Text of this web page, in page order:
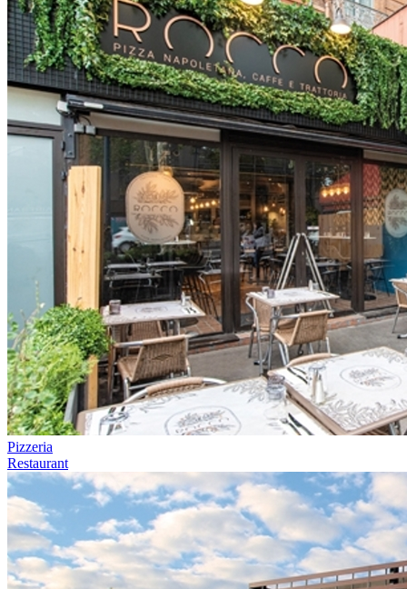
Pizzeria
Restaurant